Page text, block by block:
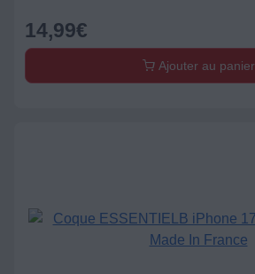
14,99€
Ajouter au panier